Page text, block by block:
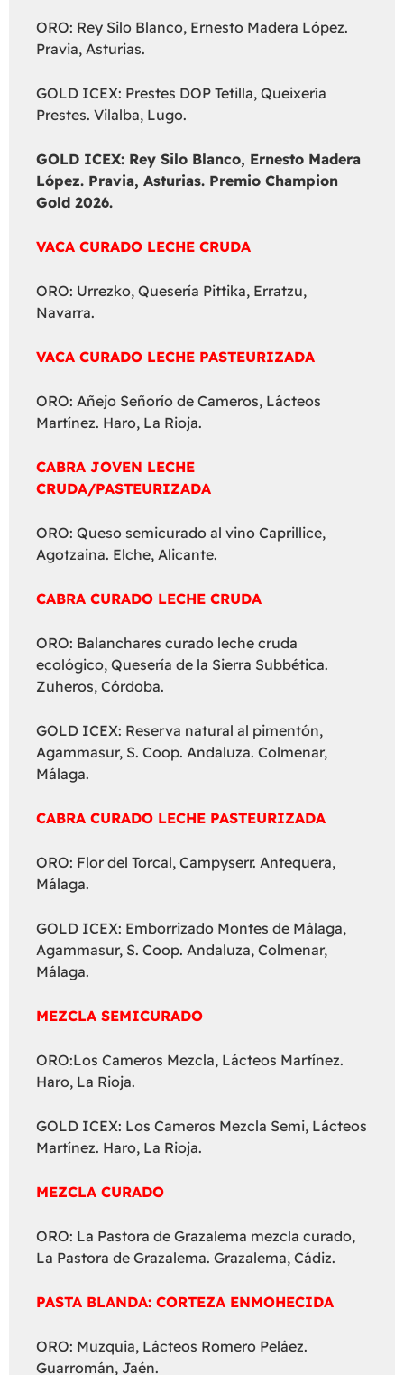
ORO: Rey Silo Blanco, Ernesto Madera López.
Pravia, Asturias.
GOLD ICEX: Prestes DOP Tetilla, Queixería
Prestes. Vilalba, Lugo.
GOLD ICEX: Rey Silo Blanco, Ernesto Madera
López. Pravia, Asturias. Premio Champion
Gold 2026.
VACA CURADO LECHE CRUDA
ORO: Urrezko, Quesería Pittika, Erratzu,
Navarra.
VACA CURADO LECHE PASTEURIZADA
ORO: Añejo Señorío de Cameros, Lácteos
Martínez. Haro, La Rioja.
CABRA JOVEN LECHE
CRUDA/PASTEURIZADA
ORO: Queso semicurado al vino Caprillice,
Agotzaina. Elche, Alicante.
CABRA CURADO LECHE CRUDA
ORO: Balanchares curado leche cruda
ecológico, Quesería de la Sierra Subbética.
Zuheros, Córdoba.
GOLD ICEX: Reserva natural al pimentón,
Agammasur, S. Coop. Andaluza. Colmenar,
Málaga.
CABRA CURADO LECHE PASTEURIZADA
ORO: Flor del Torcal, Campyserr. Antequera,
Málaga.
GOLD ICEX: Emborrizado Montes de Málaga,
Agammasur, S. Coop. Andaluza, Colmenar,
Málaga.
MEZCLA SEMICURADO
ORO:Los Cameros Mezcla, Lácteos Martínez.
Haro, La Rioja.
GOLD ICEX: Los Cameros Mezcla Semi, Lácteos
Martínez. Haro, La Rioja.
MEZCLA CURADO
ORO: La Pastora de Grazalema mezcla curado,
La Pastora de Grazalema. Grazalema, Cádiz.
PASTA BLANDA: CORTEZA ENMOHECIDA
ORO: Muzquia, Lácteos Romero Peláez.
Guarromán, Jaén.